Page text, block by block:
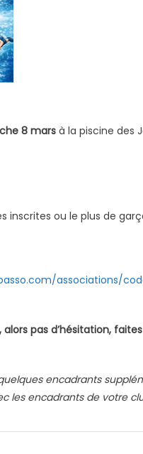
8 mars à la piscine des
inscrites ou le plus de
associations/
pas d’hésitation,
encadrants
les encadrants de votre